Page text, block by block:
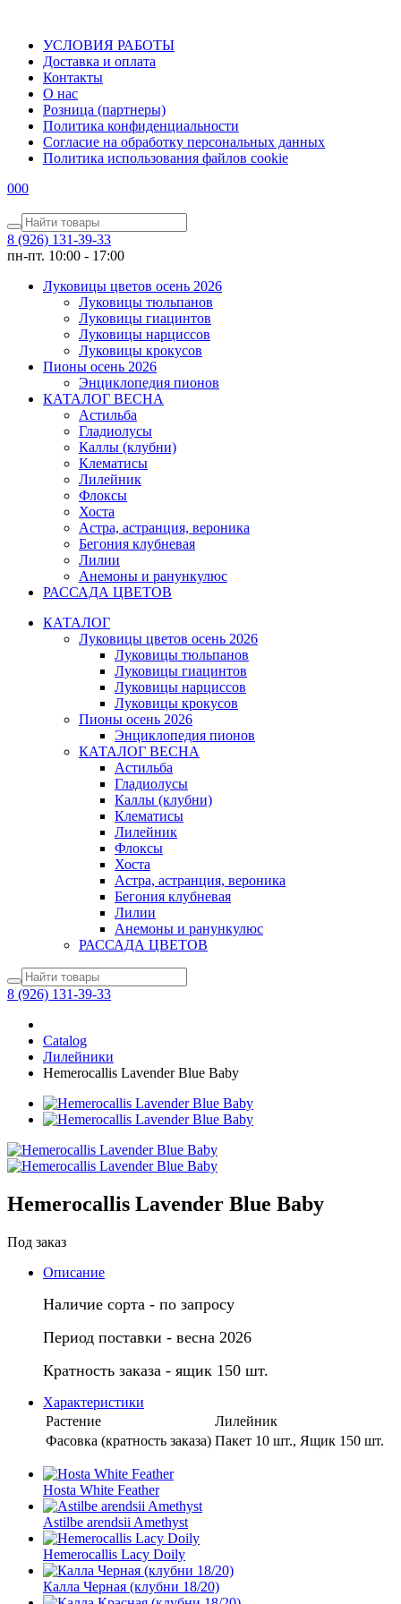
УСЛОВИЯ РАБОТЫ
Доставка и оплата
Контакты
О наc
Розница (партнеры)
Политика конфиденциальности
Согласие на обработку персональных данных
Политика использования файлов сookie
000
8 (926) 131-39-33
пн-пт. 10:00 - 17:00
Луковицы цветов осень 2026
Луковицы тюльпанов
Луковицы гиацинтов
Луковицы нарциссов
Луковицы крокусов
Пионы осень 2026
Энциклопедия пионов
КАТАЛОГ ВЕСНА
Астильба
Гладиолусы
Каллы (клубни)
Клематисы
Лилейник
Флоксы
Хоста
Астра, астранция, вероника
Бегония клубневая
Лилии
Анемоны и ранункулюс
РАССАДА ЦВЕТОВ
КАТАЛОГ
Луковицы цветов осень 2026
Луковицы тюльпанов
Луковицы гиацинтов
Луковицы нарциссов
Луковицы крокусов
Пионы осень 2026
Энциклопедия пионов
КАТАЛОГ ВЕСНА
Астильба
Гладиолусы
Каллы (клубни)
Клематисы
Лилейник
Флоксы
Хоста
Астра, астранция, вероника
Бегония клубневая
Лилии
Анемоны и ранункулюс
РАССАДА ЦВЕТОВ
8 (926) 131-39-33
Catalog
Лилейники
Hemerocallis Lavender Blue Baby
Hemerocallis Lavender Blue Baby
Под заказ
Описание
Наличие сорта - по запросу
Период поставки - весна 2026
Кратность заказа - ящик 150 шт.
Характеристики
Растение
Лилейник
Фасовка (кратность заказа) Пакет 10 шт., Ящик 150 шт.
Hosta White Feather
Astilbe arendsii Amethyst
Hemerocallis Lacy Doily
Калла Черная (клубни 18/20)